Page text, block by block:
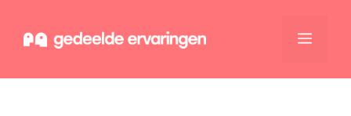
naar
Menu